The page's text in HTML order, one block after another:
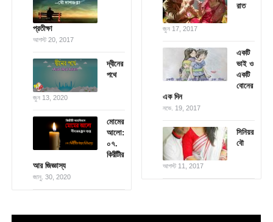
প্রতীক্ষা
আগস্ট 20, 2017
দ্বীনের
পথে
জুন 13, 2020
মোমের
আলো:
০৭.
কিরীটীর
আর জিজ্ঞাস্য
জানু. 30, 2020
রাত
জুন 17, 2017
একটি
ভাই ও
একটি
বোনের
এক দিন
নভে. 19, 2017
সিনিয়র
বৌ
আগস্ট 11, 2017